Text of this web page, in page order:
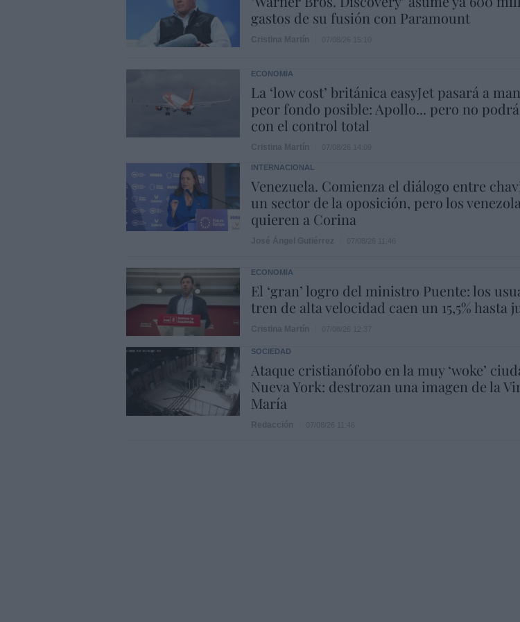
gastos de su fusión con Paramount
ECONOMÍA
La ‘low cost’ británica easyJet pasará a
peor fondo posible: Apollo... pero no
con el control total
INTERNACIONAL
Venezuela. Comienza el diálogo entre
un sector de la oposición, pero los
quieren a Corina
ECONOMÍA
El ‘gran’ logro del ministro Puente: los
tren de alta velocidad caen un 15,5% hasta
SOCIEDAD
Ataque cristianófobo en la muy ‘woke’
Nueva York: destrozan una imagen de la
María